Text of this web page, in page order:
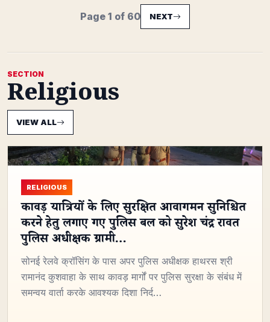
Page 1 of 60 NEXT
SECTION
Religious
VIEW ALL
RELIGIOUS
कावड़ यात्रियों के लिए सुरक्षित आवागमन सुनिश्चित
करने हेतु लगाए गए पुलिस बल को सुरेश चंद्र रावत
पुलिस अधीक्षक ग्रामी…
सोनई रेलवे क्रॉसिंग के पास अपर पुलिस अधीक्षक हाथरस श्री
रामानंद कुशवाहा के साथ कावड़ मार्गों पर पुलिस सुरक्षा के संबंध में
समन्वय वार्ता करके आवश्यक दिशा निर्द…